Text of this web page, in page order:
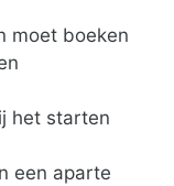
moet boeken
het starten
een aparte